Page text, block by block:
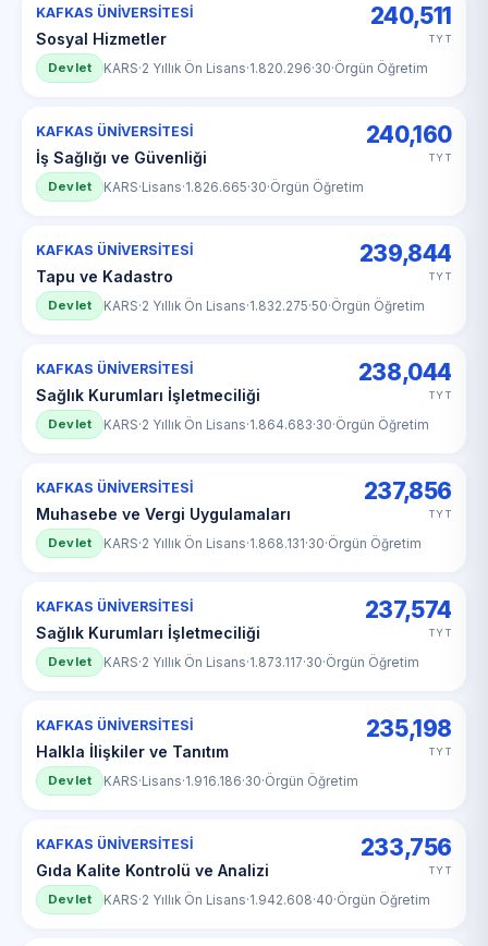
KAFKAS ÜNİVERSİTESİ
Sosyal Hizmetler
240,511
TYT
Devlet KARS·2 Yıllık Ön Lisans·1.820.296·30·Örgün Öğretim
KAFKAS ÜNİVERSİTESİ
İş Sağlığı ve Güvenliği
240,160
TYT
Devlet KARS·Lisans·1.826.665·30·Örgün Öğretim
KAFKAS ÜNİVERSİTESİ
Tapu ve Kadastro
239,844
TYT
Devlet KARS·2 Yıllık Ön Lisans·1.832.275·50·Örgün Öğretim
KAFKAS ÜNİVERSİTESİ
Sağlık Kurumları İşletmeciliği
238,044
TYT
Devlet KARS·2 Yıllık Ön Lisans·1.864.683·30·Örgün Öğretim
KAFKAS ÜNİVERSİTESİ
Muhasebe ve Vergi Uygulamaları
237,856
TYT
Devlet KARS·2 Yıllık Ön Lisans·1.868.131·30·Örgün Öğretim
KAFKAS ÜNİVERSİTESİ
Sağlık Kurumları İşletmeciliği
237,574
TYT
Devlet KARS·2 Yıllık Ön Lisans·1.873.117·30·Örgün Öğretim
KAFKAS ÜNİVERSİTESİ
Halkla İlişkiler ve Tanıtım
235,198
TYT
Devlet KARS·Lisans·1.916.186·30·Örgün Öğretim
KAFKAS ÜNİVERSİTESİ
Gıda Kalite Kontrolü ve Analizi
233,756
TYT
Devlet KARS·2 Yıllık Ön Lisans·1.942.608·40·Örgün Öğretim